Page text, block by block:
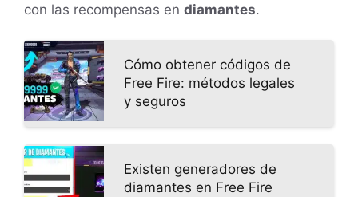
con las recompensas en diamantes.
Cómo obtener códigos de
Free Fire: métodos legales
y seguros
Existen generadores de
diamantes en Free Fire